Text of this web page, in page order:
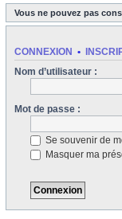
Vous ne pouvez pas
CONNEXION •
Nom d’utilisateur :
Mot de passe :
Se souvenir de
Masquer ma